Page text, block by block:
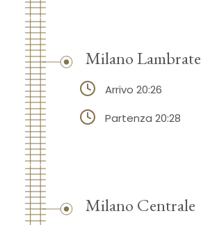
Milano Lambrate
Arrivo 20:26
Partenza 20:28
Milano Centrale